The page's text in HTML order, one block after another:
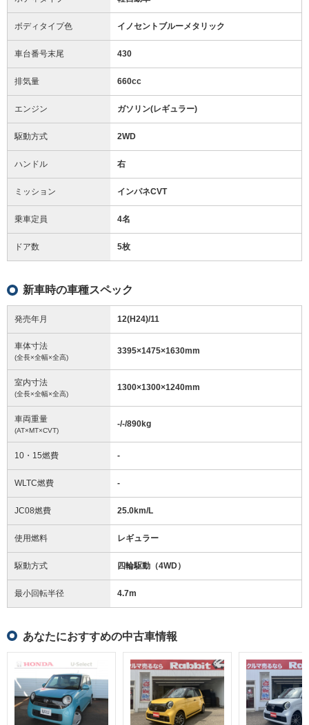
ボディタイプ色 イノセントブルーメタリック
車台番号末尾 430
排気量 660cc
エンジン ガソリン(レギュラー)
駆動方式 2WD
ハンドル 右
ミッション インパネCVT
乗車定員 4名
ドア数 5枚
新車時の車種スペック
発売年月 12(H24)/11
車体寸法
(全長×全幅×全高)
3395×1475×1630mm
室内寸法
(全長×全幅×全高)
1300×1300×1240mm
車両重量
(AT×MT×CVT)
-/-/890kg
10・15燃費 -
WLTC燃費 -
JC08燃費 25.0km/L
使用燃料 レギュラー
駆動方式 四輪駆動（4WD）
最小回転半径 4.7m
あなたにおすすめの中古車情報